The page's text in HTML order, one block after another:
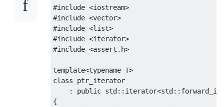
#include <iostream>
#include <vector>
#include <list>
#include <iterator>
#include <assert.h>
template<typename T>
class ptr_iterator
:
public std:: iterator<std::
{